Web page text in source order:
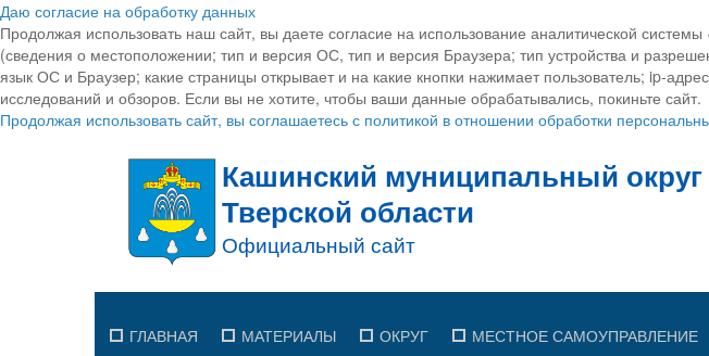
Даю согласие на обработку данных
Продолжая использовать наш сайт, вы даете согласие на использование аналитической
(сведения о местоположении; тип и версия ОС, тип и версия Браузера; тип устройства и
язык ОС и Браузер; какие страницы открывает и на какие кнопки нажимает пользователь; ip-
исследований и обзоров. Если вы не хотите, чтобы ваши данные обрабатывались, покиньте сайт.
Продолжая использовать сайт, вы соглашаетесь с политикой в отношении обработки
ГЛАВНАЯ МАТЕРИАЛЫ ОКРУГ МЕСТНОЕ САМОУПРАВЛЕНИЕ